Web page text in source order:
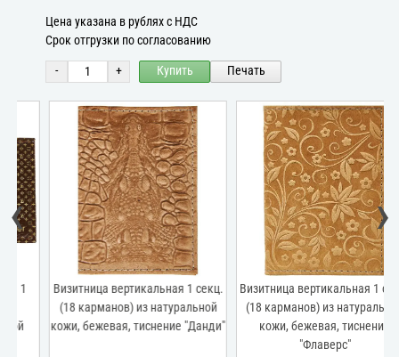
Цена указана в рублях с НДС
Срок отгрузки по согласованию
- + Купить Печать
Визитница вертикальная 1 секц.
(18 карманов) из натуральной
кожи, бежевая, тиснение "Данди"
Визитница вертикальная 1 секц.
(18 карманов) из натуральной
кожи, бежевая, тиснение
"Флаверс"
‹ ›